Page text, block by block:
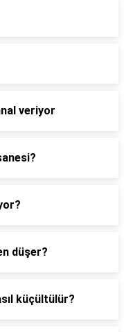
veriyor
düşer?
küçültülür?